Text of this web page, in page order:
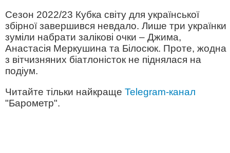
Сезон 2022/23 Кубка світу для української
збірної завершився невдало. Лише три українки
зуміли набрати залікові очки – Джима,
Анастасія Меркушина та Білосюк. Проте, жодна
з вітчизняних біатлоністок не піднялася на
подіум.
Читайте тільки найкраще Telegram-канал
"Барометр".